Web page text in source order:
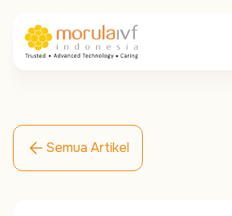
Semua Artikel